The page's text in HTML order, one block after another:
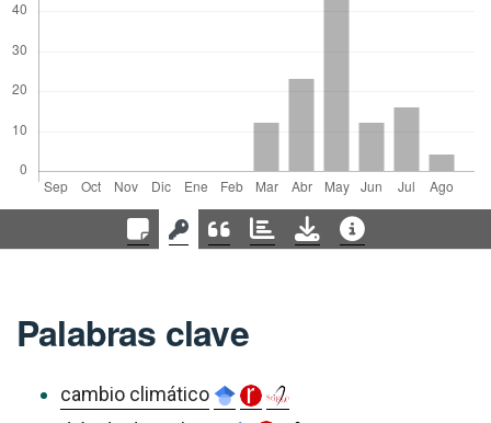
Palabras clave
cambio climático